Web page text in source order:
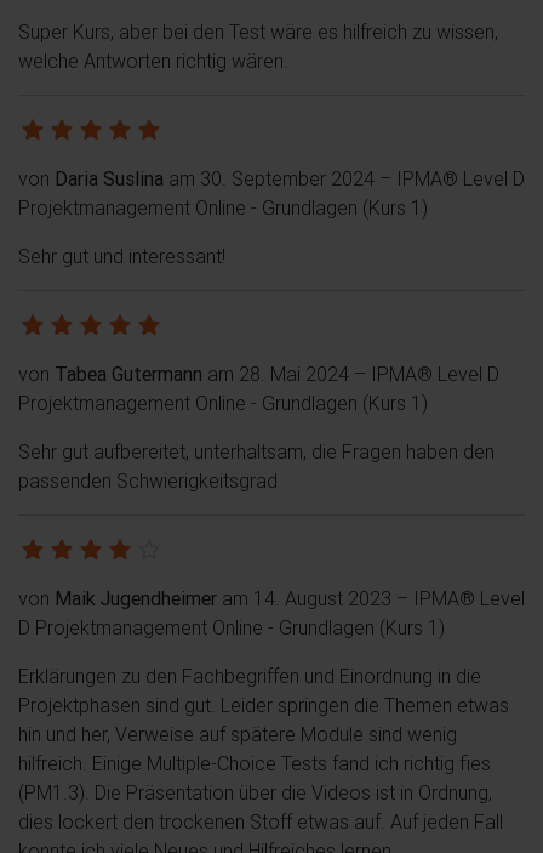
Super Kurs, aber bei den Test wäre es hilfreich zu wissen,
welche Antworten richtig wären.
von Daria Suslina am 30. September 2024 – IPMA® Level D
Projektmanagement Online - Grundlagen (Kurs 1)
Sehr gut und interessant!
von Tabea Gutermann am 28. Mai 2024 – IPMA® Level D
Projektmanagement Online - Grundlagen (Kurs 1)
Sehr gut aufbereitet, unterhaltsam, die Fragen haben den
passenden Schwierigkeitsgrad
von Maik Jugendheimer am 14. August 2023 – IPMA® Level
D Projektmanagement Online - Grundlagen (Kurs 1)
Erklärungen zu den Fachbegriffen und Einordnung in die
Projektphasen sind gut. Leider springen die Themen etwas
hin und her, Verweise auf spätere Module sind wenig
hilfreich. Einige Multiple-Choice Tests fand ich richtig fies
(PM1.3). Die Präsentation über die Videos ist in Ordnung,
dies lockert den trockenen Stoff etwas auf. Auf jeden Fall